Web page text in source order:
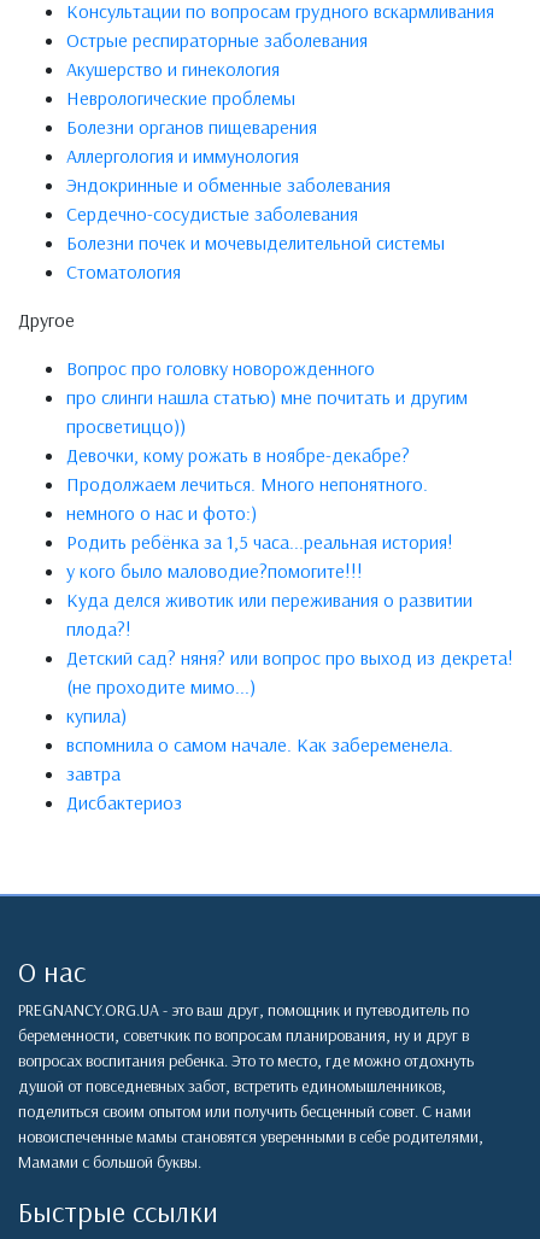
Консультации по вопросам грудного вскармливания
Острые респираторные заболевания
Акушерство и гинекология
Неврологические проблемы
Болезни органов пищеварения
Аллергология и иммунология
Эндокринные и обменные заболевания
Сердечно-сосудистые заболевания
Болезни почек и мочевыделительной системы
Стоматология
Другое
Вопрос про головку новорожденного
про слинги нашла статью) мне почитать и другим
просветиццо))
Девочки, кому рожать в ноябре-декабре?
Продолжаем лечиться. Много непонятного.
немного о нас и фото:)
Родить ребёнка за 1,5 часа...реальная история!
у кого было маловодие?помогите!!!
Куда делся животик или переживания о развитии
плода?!
Детский сад? няня? или вопрос про выход из декрета!
(не проходите мимо...)
купила)
вспомнила о самом начале. Как забеременела.
завтра
Дисбактериоз
О нас
PREGNANCY.ORG.UA - это ваш друг, помощник и путеводитель по
беременности, советчкик по вопросам планирования, ну и друг в
вопросах воспитания ребенка. Это то место, где можно отдохнуть
душой от повседневных забот, встретить единомышленников,
поделиться своим опытом или получить бесценный совет. С нами
новоиспеченные мамы становятся уверенными в себе родителями,
Мамами с большой буквы.
Быстрые ссылки